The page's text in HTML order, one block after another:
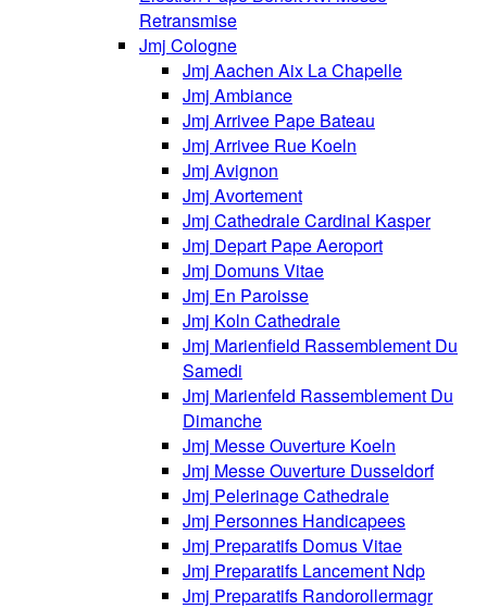
Retransmise
Jmj Cologne
Jmj Aachen Aix La Chapelle
Jmj Ambiance
Jmj Arrivee Pape Bateau
Jmj Arrivee Rue Koeln
Jmj Avignon
Jmj Avortement
Jmj Cathedrale Cardinal Kasper
Jmj Depart Pape Aeroport
Jmj Domuns Vitae
Jmj En Paroisse
Jmj Koln Cathedrale
Jmj Marienfield Rassemblement Du
Samedi
Jmj Marienfeld Rassemblement Du
Dimanche
Jmj Messe Ouverture Koeln
Jmj Messe Ouverture Dusseldorf
Jmj Pelerinage Cathedrale
Jmj Personnes Handicapees
Jmj Preparatifs Domus Vitae
Jmj Preparatifs Lancement Ndp
Jmj Preparatifs Randorollermagr